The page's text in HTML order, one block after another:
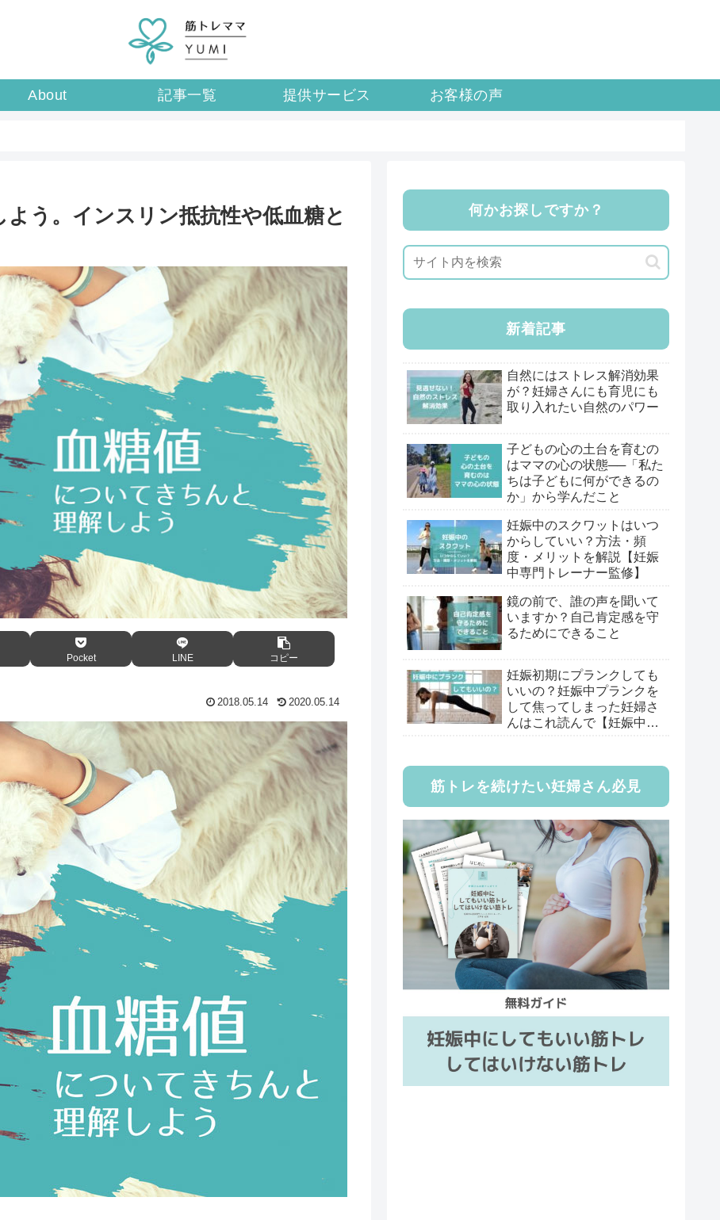
About 記事一覧 提供サービス お客様の声
う。インスリン抵抗性や低血糖と
Pocket LINE コピー
2018.05.14 2020.05.14
何かお探しですか？
新着記事
自然にはストレス解消効果
が？妊婦さんにも育児にも
取り入れたい自然のパワー
子どもの心の土台を育むの
はママの心の状態──「私た
ちは子どもに何ができるの
か」から学んだこと
妊娠中のスクワットはいつ
からしていい？方法・頻
度・メリットを解説【妊娠
中専門トレーナー監修】
鏡の前で、誰の声を聞いて
いますか？自己肯定感を守
るためにできること
妊娠初期にプランクしても
いいの？妊娠中プランクを
して焦ってしまった妊婦さ
んはこれ読んで【妊娠中専
筋トレを続けたい妊婦さん必見